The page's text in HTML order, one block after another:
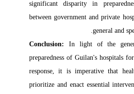
significant disparity in
between government and private
general and
Conclusion:In light of the
preparedness of Guilan's hospitals
response, it is imperative that
prioritize and enact essential